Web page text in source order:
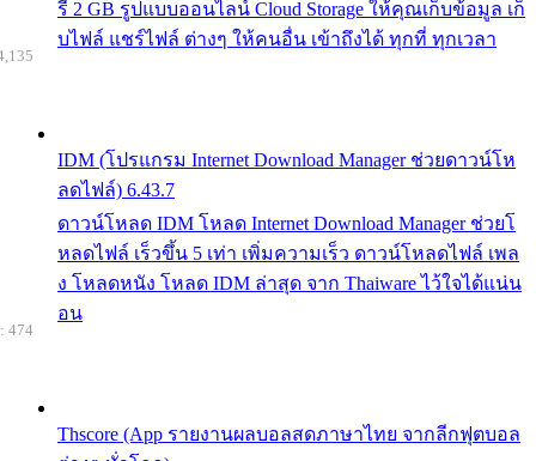
รี 2 GB รูปแบบออนไลน์ Cloud Storage ให้คุณเก็บข้อมูล เก็
บไฟล์ แชร์ไฟล์ ต่างๆ ให้คนอื่น เข้าถึงได้ ทุกที่ ทุกเวลา
IDM (โปรแกรม Internet Download Manager ช่วยดาวน์โห
ลดไฟล์) 6.43.7
ดาวน์โหลด IDM โหลด Internet Download Manager ช่วยโ
หลดไฟล์ เร็วขึ้น 5 เท่า เพิ่มความเร็ว ดาวน์โหลดไฟล์ เพล
ง โหลดหนัง โหลด IDM ล่าสุด จาก Thaiware ไว้ใจได้แน่น
อน
Thscore (App รายงานผลบอลสดภาษาไทย จากลีกฟุตบอล
474